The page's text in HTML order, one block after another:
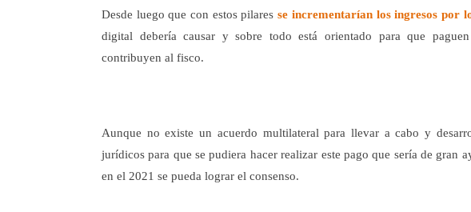
Desde luego que con estos pilaresse incrementarían los ingresos por
digital debería causar y sobre todo está orientado para que
contribuyen al fisco.
Aunque no existe un acuerdo multilateral para llevar a cabo y
jurídicos para que se pudiera hacer realizar este pago que sería de gran
en el 2021 se pueda lograr el consenso.